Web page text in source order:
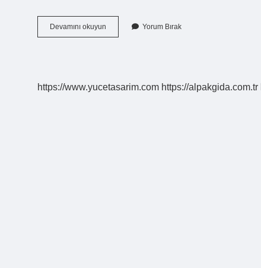
Devamını okuyun
Ak
Yorum Bırak
https://www.yucetasarim.com https://alpakgida.com.tr